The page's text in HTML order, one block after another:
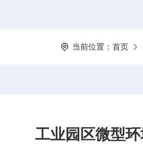
当前位置： 首页
工业园区微型